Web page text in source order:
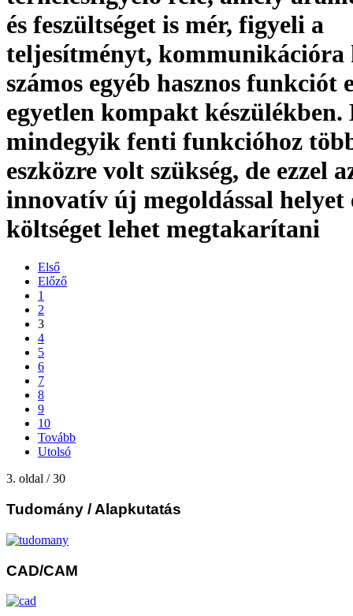
és feszültséget is mér, figyeli a
teljesítményt, kommunikációra
számos egyéb hasznos funkciót
egyetlen kompakt készülékben.
mindegyik fenti funkcióhoz
eszközre volt szükség, de ezzel
innovatív új megoldással helyet
költséget lehet megtakarítani
Első
Előző
1
2
3
4
5
6
7
8
9
10
Tovább
Utolsó
3. oldal / 30
Tudomány / Alapkutatás
CAD/CAM